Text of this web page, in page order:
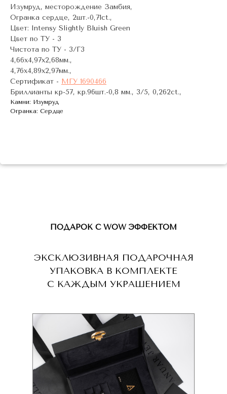
Изумруд, месторождение Замбия,
Огранка сердце, 2шт.-0,71ct.,
Цвет: Intensy Slightly Bluish Green
Цвет по ТУ - 3
Чистота по ТУ - 3/Г3
4,66х4,97х2,68мм.,
4,76х4,89х2,97мм.,
Сертификат - МГУ 1690466
Бриллианты кр-57, кр.96шт.-0,8 мм., 3/5, 0,262ct.,
Камни: Изумруд
Огранка: Сердце
ЭКСКЛЮЗИВНАЯ ПОДАРОЧНАЯ
УПАКОВКА В КОМПЛЕКТЕ
С КАЖДЫМ УКРАШЕНИЕМ
ПОДАРОК С WOW ЭФФЕКТОМ